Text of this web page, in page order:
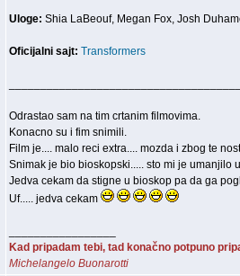
Uloge: Shia LaBeouf, Megan Fox, Josh
Oficijalni sajt: Transformers
Odrastao sam na tim crtanim filmovima.
Konacno su i fim snimili.
Film je.... malo reci extra.... mozda i zbog te
Snimak je bio bioskopski..... sto mi je umanjilo
Jedva cekam da stigne u bioskop pa da ga
Uf..... jedva cekam
Kad pripadam tebi, tad konačno potpuno
Michelangelo Buonarotti